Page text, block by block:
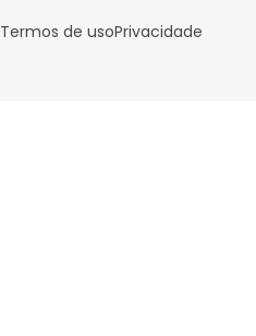
Termos de usoPrivacidade